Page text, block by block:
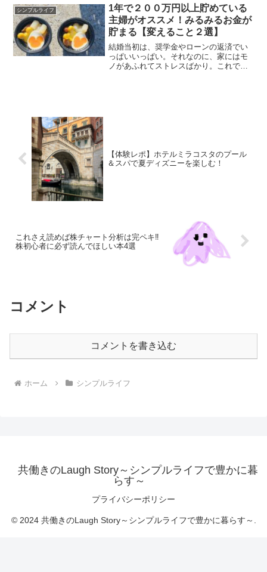
と、掃除するのにいちいちどかさないと
いけません。その分時間がか...
シンプルライフ
1年で２００万円以上貯めている
主婦がオススメ！みるみるお金が
貯まる【変えること２選】
結婚当初は、奨学金やローンの返済でい
っぱいいっぱい。それなのに、家にはモ
ノがあふれてストレスばかり。これでは
【体験レポ】ホテルミラコスタのプール
＆スパで夏ディズニーを楽しむ！
これさえ読めば株チャート分析は完ペキ‼
株初心者に必ず読んでほしい本4選
コメント
コメントを書き込む
ホーム シンプルライフ
共働きのLaugh Story～シンプルライフで豊かに暮
らす～
プライバシーポリシー
© 2024 共働きのLaugh Story～シンプルライフで豊かに暮らす～.